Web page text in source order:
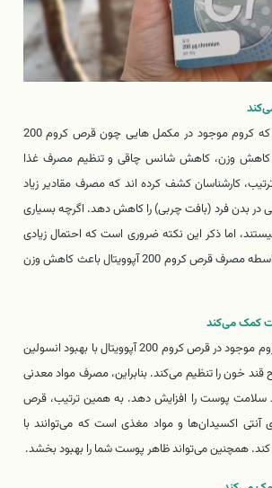
تحقیقات نشان می‌دهد که کروم موجود در مکمل هایی چون قرص کروم 200
کاهش وزن، کاهش شانس چاقی و تنظیم مصرف غذا
کارشناسان کشف کرده اند که مصرف مقادیر زیاد
در بدن فرد (بافت چربی) را کاهش دهد. اگرچه بسیاری
اما ذکر این نکته ضروری است که احتمال زیادی
وجود دارد که کروم به واسطه مصرف قرص کروم 200 آپوویتال باعث کاهش وزن
همانطور که گفته شد کروم موجود در قرص کروم 200 آپوویتال با بهبود انسولین
خون را تنظیم می‌کند. بنابراین، مصرف مواد معدنی
پوست را افزایش دهد. به همین ترتیب، قرص
دارای آنتی اکسیدان‌ها و مواد مغذی است که می‌توانند با
کند. همچنین می‌تواند ظاهر پوست شما را بهبود بخشد.